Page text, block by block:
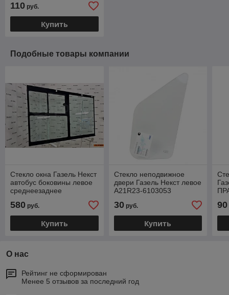
110 руб.
Купить
Подобные товары компании
Стекло окна Газель Некст
автобус боковины левое
среднеезаднее
Кант") А63R42.5403083
580 руб.
Купить
Стекло неподвижное
двери Газель Некст левое
А21R23-6103053
30руб.
Купить
90
О нас
Рейтинг не сформирован
Менее 5 отзывов за последний год